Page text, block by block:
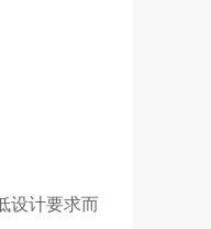
设计要求而